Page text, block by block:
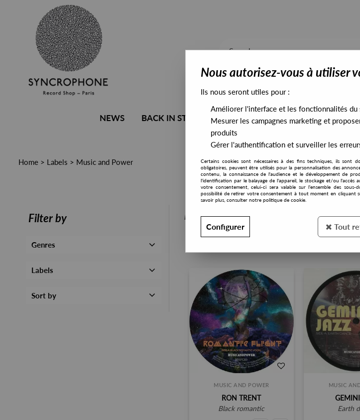
NEWS BACK IN STOCK ALL STOCK EXCLUSIVES
Home > Labels > Music and Power
Filter by
Genres
Labels
Sort by
PRESALES EXCLUSIVES
MUSIC AND POWER
RON TRENT
black romantic
MUSIC
earth
Nous autorisez-vous à utiliser
Ils nous seront utiles pour :
Améliorer l'interface et les fonctionnalités du
Mesurer les campagnes marketing et
produits
Gérer l'authentification et surveiller les
Certains cookies sont nécessaires à des fins techniques, ils sont
obligatoires, peuvent être utilisés pour la personnalisation des
contenu, la connaissance de l'audience et le développement de
l'identification par le balayage de l'appareil, le stockage et/ou l'accès
votre consentement, celui-ci sera valable sur l’ensemble des
possibilité de retirer votre consentement à tout moment en cliquant
savoir plus, consulter notre politique de cookie.
Configurer Tout